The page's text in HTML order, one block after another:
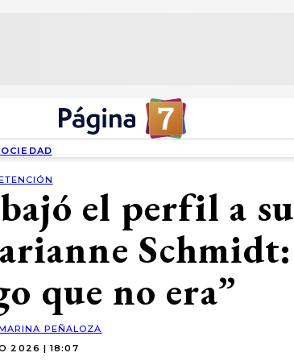
el perfil a su
Schmidt:
que no era”
PEÑALOZA
2026 | 18:07